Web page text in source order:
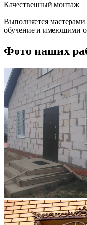
Качественный монтаж
Выполняется
обучение и имеющими
Фото наших